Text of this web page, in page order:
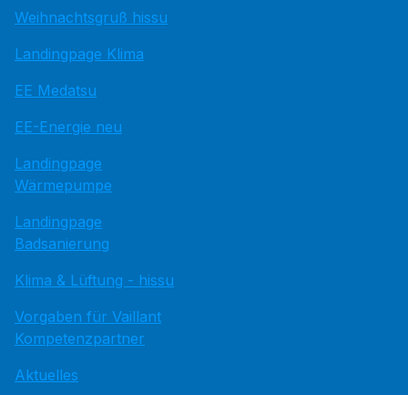
Weihnachtsgruß hissu
Landingpage Klima
EE Medatsu
EE-Energie neu
Landingpage
Wärmepumpe
Landingpage
Badsanierung
Klima & Lüftung - hissu
Vorgaben für Vaillant
Kompetenzpartner
Aktuelles